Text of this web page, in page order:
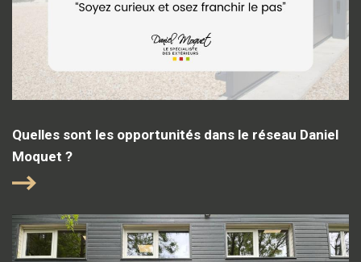
Quelles sont les opportunités dans le réseau Daniel
Moquet ?